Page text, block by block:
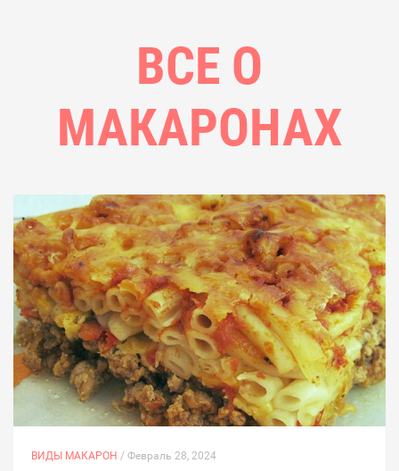
ВСЕ О
МАКАРОНАХ
ВИДЫ МАКАРОН / Февраль 28, 2024